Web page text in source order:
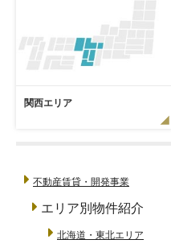
関西エリア
不動産賃貸・開発事業
エリア別物件紹介
北海道・東北エリア